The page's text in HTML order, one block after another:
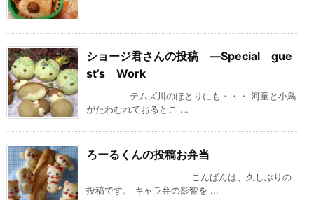
ショージ君さんの投稿 —Special gue
st’s Work
テムズ川のほとりにも・・・ 河童と小鳥
がたわむれておるとこ ...
ろーるくんの投稿お弁当
こんばんは、久しぶりの
投稿です。 キャラ弁の影響を ...